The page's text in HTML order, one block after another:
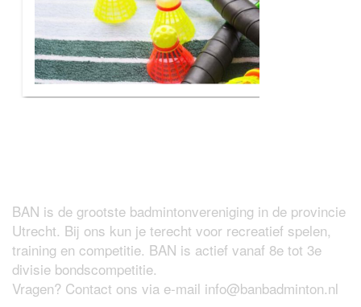
BAN is de grootste badmintonvereniging in de provincie
Utrecht. Bij ons kun je terecht voor recreatief spelen,
training en competitie. BAN is actief vanaf 8e tot 3e
divisie bondscompetitie.
Vragen? Contact ons via e-mail info@banbadminton.nl